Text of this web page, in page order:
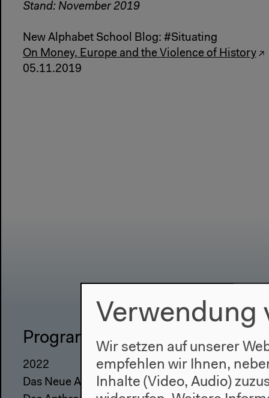
Stand: November 2019
New Alphabet School Blog: #Situating
On Money, Europe and the Violence of History
05.11.2019
Programm
2022
Das Neue Alphabet
Haus
Über uns
Verwendung
Wir setzen auf unserer
empfehlen wir Ihnen,
Inhalte (Video, Audio)